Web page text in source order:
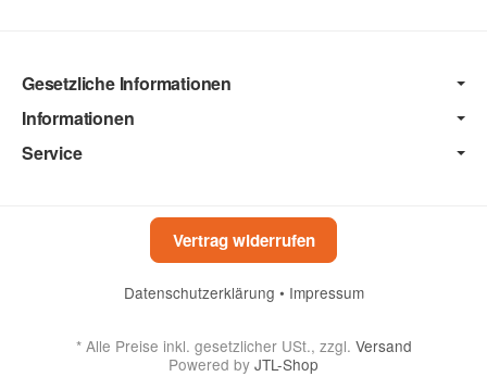
Gesetzliche Informationen
Informationen
Service
Vertrag widerrufen
Datenschutzerklärung • Impressum
*Alle Preise inkl. gesetzlicher USt., zzgl. Versand
Powered by JTL-Shop